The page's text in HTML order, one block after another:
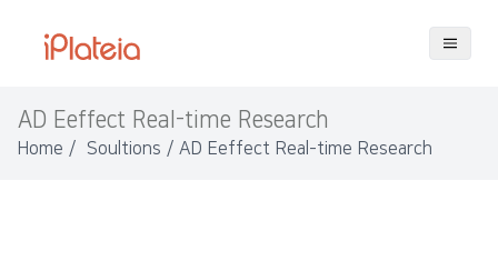
AD Eeffect Real-time Research
Home / Soultions / AD Eeffect Real-time Research